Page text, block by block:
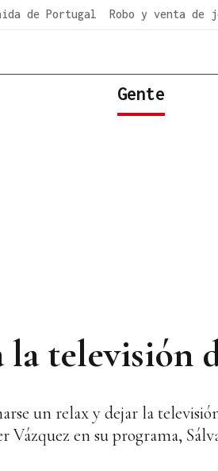
de Portugal Robo y venta de
Gente
la televisión
un relax y dejar la
Vázquez en su programa,